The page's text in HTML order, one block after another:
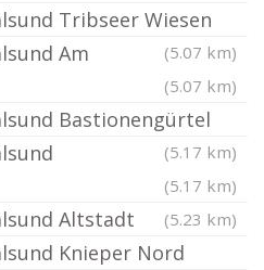
Tribseer Wiesen
(5.07 km)
Am
(5.07 km)
Bastionengürtel
(5.17 km)
(5.17 km)
Altstadt (5.23 km)
Knieper Nord